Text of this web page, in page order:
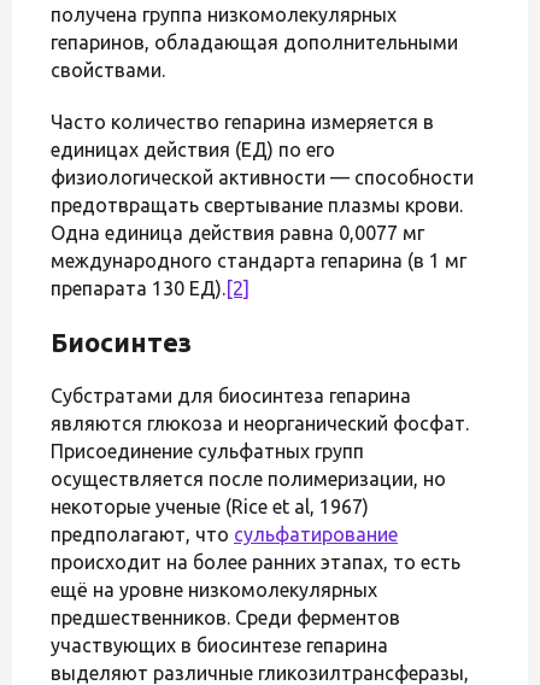
получена группа низкомолекулярных
гепаринов, обладающая дополнительными
свойствами.
Часто количество гепарина измеряется в
единицах действия (ЕД) по его
физиологической активности — способности
предотвращать свертывание плазмы крови.
Одна единица действия равна 0,0077 мг
международного стандарта гепарина (в 1 мг
препарата 130 ЕД).[2]
Биосинтез
Субстратами для биосинтеза гепарина
являются глюкоза и неорганический фосфат.
Присоединение сульфатных групп
осуществляется после полимеризации, но
некоторые ученые (Rice et al, 1967)
предполагают, что сульфатирование
происходит на более ранних этапах, то есть
ещё на уровне низкомолекулярных
предшественников. Среди ферментов
участвующих в биосинтезе гепарина
выделяют различные гликозилтрансферазы,